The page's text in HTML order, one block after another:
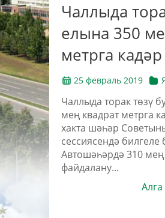
Чаллыда
елына 350
метрга
25 февраль 2019
Чаллыда торак төзү
мең квадрат метрга
хакта шәһәр
сессиясендә билгеле
Автошәһәрдә 310 мең
файдалану...